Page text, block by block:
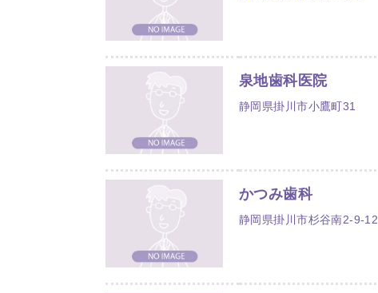
泉地歯科医院
静岡県掛川市小鷹町31
かつみ歯科
静岡県掛川市杉谷南2-9-12